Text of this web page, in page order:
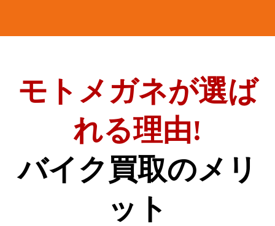
モトメガネが選ば
れる理由!
バイク買取のメリ
ット